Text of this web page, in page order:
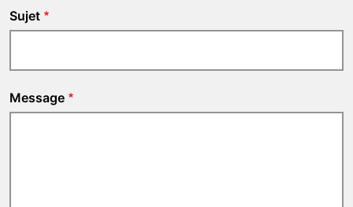
Sujet
Message